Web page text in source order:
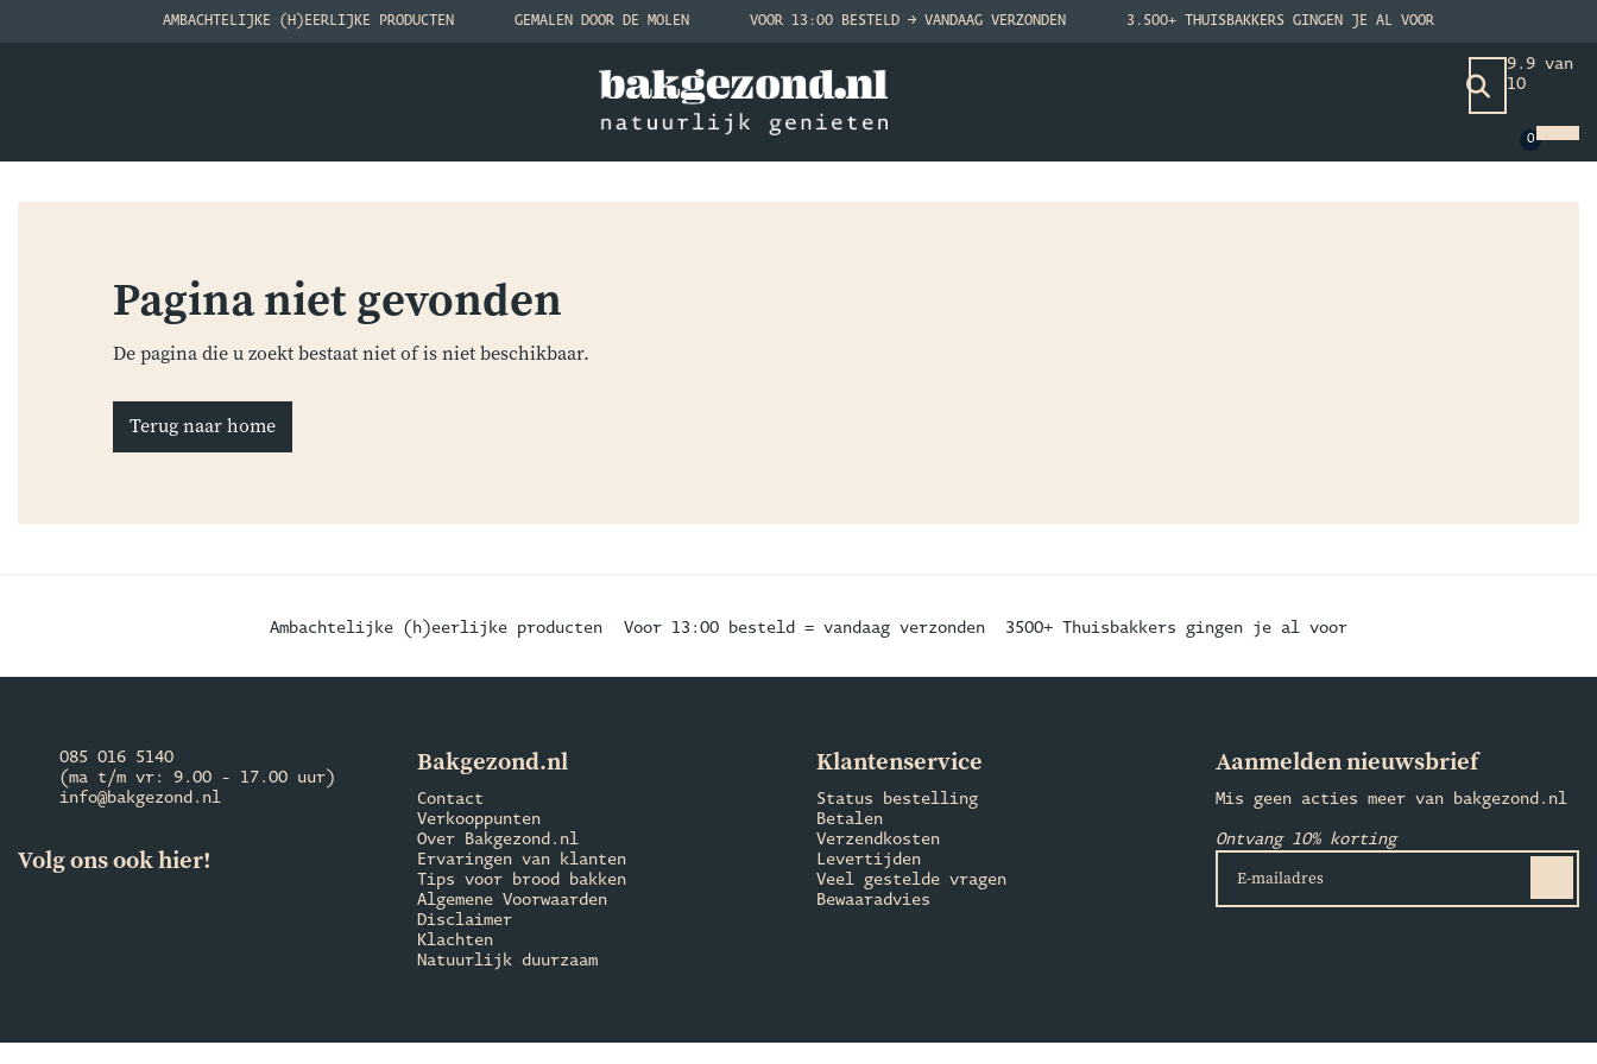
AMBACHTELIJKE (H)EERLIJKE PRODUCTEN GEMALEN DOOR DE MOLEN VOOR 13:00 BESTELD → VANDAAG VERZONDEN 3.500+ THUISBAKKERS GINGEN JE AL VOOR
9.9 van
10
Pagina niet gevonden
De pagina die u zoekt bestaat niet of is niet beschikbaar.
Terug naar home
Ambachtelijke (h)eerlijke producten Voor 13:00 besteld = vandaag verzonden 3500+ Thuisbakkers gingen je al voor
085 016 5140
(ma t/m vr: 9.00 - 17.00 uur)
info@bakgezond.nl
Volg ons ook hier!
Bakgezond.nl
Contact
Verkooppunten
Over Bakgezond.nl
Ervaringen van klanten
Tips voor brood bakken
Algemene Voorwaarden
Disclaimer
Klachten
Natuurlijk duurzaam
Klantenservice
Status bestelling
Betalen
Verzendkosten
Levertijden
Veel gestelde vragen
Bewaaradvies
Aanmelden nieuwsbrief
Mis geen acties meer van bakgezond.nl
Ontvang 10% korting